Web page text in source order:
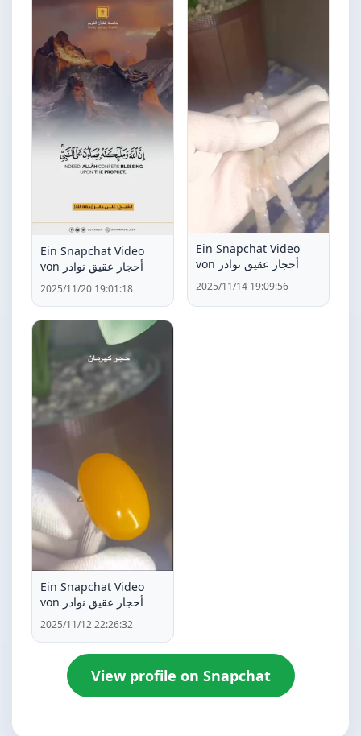
Ein Snapchat Video
von أحجار عقيق نوادر
2025/11/20 19:01:18
Ein Snapchat Video
von أحجار عقيق نوادر
2025/11/14 19:09:56
Ein Snapchat Video
von أحجار عقيق نوادر
2025/11/12 22:26:32
View profile on Snapchat